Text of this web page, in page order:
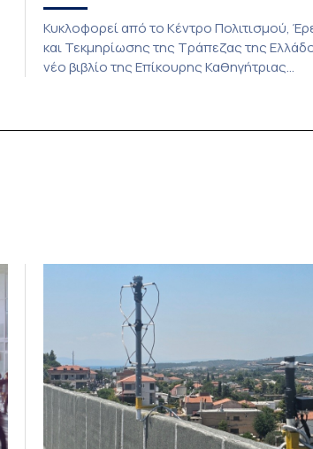
Κυκλοφορεί από το Κέντρο Πολιτισμού,
και Τεκμηρίωσης της Τράπεζας της
νέο βιβλίο της Επίκουρης Καθηγήτριας